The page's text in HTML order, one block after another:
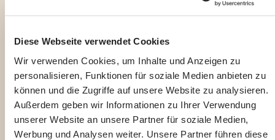
Diese Webseite verwendet Cookies
Wir verwenden Cookies, um Inhalte und Anzeigen zu
personalisieren, Funktionen für soziale Medien anbieten zu
können und die Zugriffe auf unsere Website zu analysieren.
Außerdem geben wir Informationen zu Ihrer Verwendung
unserer Website an unsere Partner für soziale Medien,
Werbung und Analysen weiter. Unsere Partner führen diese